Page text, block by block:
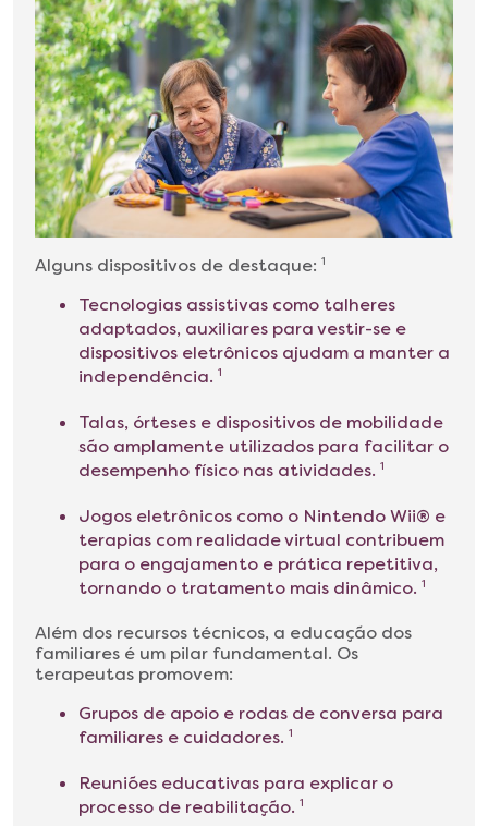
Alguns dispositivos de destaque: 1
Tecnologias assistivas como talheres
adaptados, auxiliares para vestir-se e
dispositivos eletrônicos ajudam a manter a
independência. 1
Talas, órteses e dispositivos de mobilidade
são amplamente utilizados para facilitar o
desempenho físico nas atividades. 1
Jogos eletrônicos como o Nintendo Wii® e
terapias com realidade virtual contribuem
para o engajamento e prática repetitiva,
tornando o tratamento mais dinâmico. 1
Além dos recursos técnicos, a educação dos
familiares é um pilar fundamental. Os
terapeutas promovem:
Grupos de apoio e rodas de conversa para
familiares e cuidadores. 1
Reuniões educativas para explicar o
processo de reabilitação. 1